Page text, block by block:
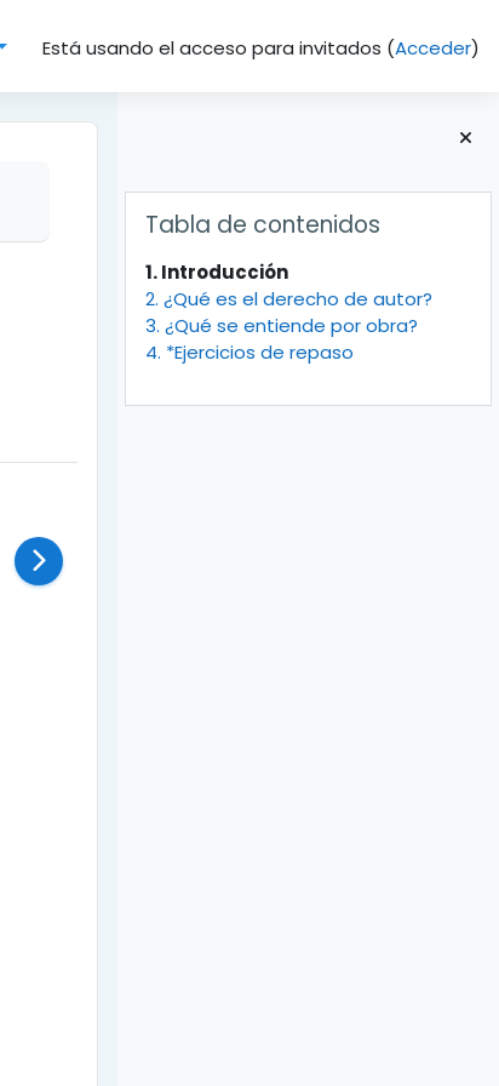
Está usando el acceso para invitados (Acceder)
Bloques
Tabla de contenidos
1. Introducción
2. ¿Qué es el derecho de autor?
3. ¿Qué se entiende por obra?
4. *Ejercicios de repaso